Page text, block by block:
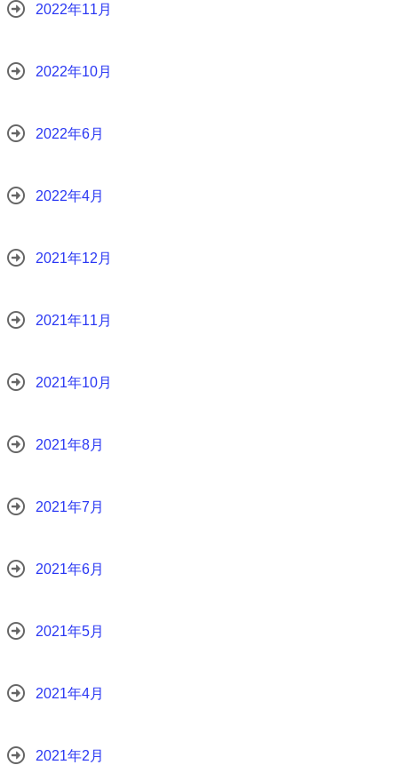
2022年11月
2022年10月
2022年6月
2022年4月
2021年12月
2021年11月
2021年10月
2021年8月
2021年7月
2021年6月
2021年5月
2021年4月
2021年2月